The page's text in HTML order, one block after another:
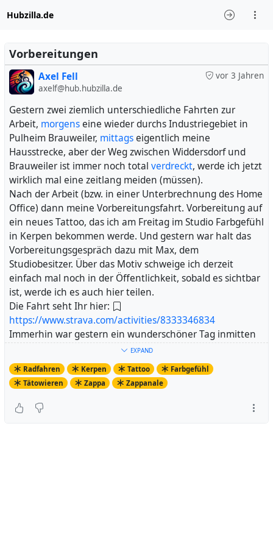
Hubzilla.de
Vorbereitungen
vor 3 Jahren
Axel Fell
axelf@hub.hubzilla.de
Gestern zwei ziemlich unterschiedliche Fahrten zur
Arbeit, morgenseine wieder durchs Industriegebiet in
Pulheim Brauweiler, mittagseigentlich meine
Hausstrecke, aber der Weg zwischen Widdersdorf und
Brauweiler ist immer noch total verdreckt, werde ich jetzt
wirklich mal eine zeitlang meiden (müssen).
Nach der Arbeit (bzw. in einer Unterbrechnung des Home
Office) dann meine Vorbereitungsfahrt. Vorbereitung auf
ein neues Tattoo, das ich am Freitag im Studio Farbgefühl
in Kerpen bekommen werde. Und gestern war halt das
Vorbereitungsgespräch dazu mit Max, dem
Studiobesitzer. Über das Motiv schweige ich derzeit
einfach mal noch in der Öffentlichkeit, sobald es sichtbar
ist, werde ich es auch hier teilen.
Die Fahrt seht Ihr hier:
https://www.strava.com/activities/8333346834
Immerhin war gestern ein wunderschöner Tag inmitten
einer ziemlichen Schlechtwetterphase. Sonnig, und dann
entstehen eben auch solche Eindrücke:
https://pixelfed.de/p/Axel.Fell/516125053952508059
Bin schon total gespannt auf Freitag...
EXPAND
Radfahren Kerpen Tattoo
Farbgefühl
Tätowieren
Zappa Zappanale